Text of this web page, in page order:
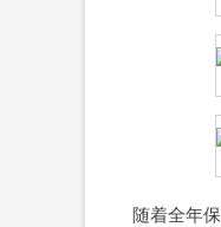
随着全年保